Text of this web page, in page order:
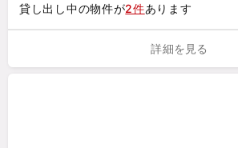
貸し出し中の物件が2件あります
詳細を見る